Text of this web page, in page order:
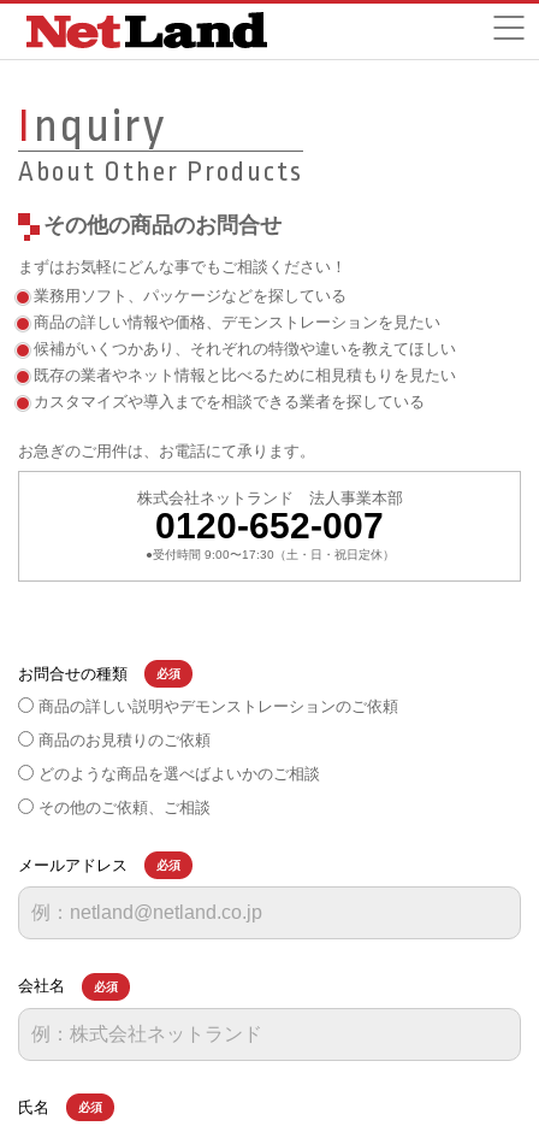
I nquiry
About Other Products
その他の商品のお問合せ
まずはお気軽にどんな事でもご相談ください！
業務用ソフト、パッケージなどを探している
商品の詳しい情報や価格、デモンストレーションを見たい
候補がいくつかあり、それぞれの特徴や違いを教えてほしい
既存の業者やネット情報と比べるために相見積もりを見たい
カスタマイズや導入までを相談できる業者を探している
お急ぎのご用件は、お電話にて承ります。
株式会社ネットランド 法人事業本部
0120-652-007
●受付時間 9:00〜17:30（土・日・祝日定休）
お問合せの種類 必須
商品の詳しい説明やデモンストレーションのご依頼
商品のお見積りのご依頼
どのような商品を選べばよいかのご相談
その他のご依頼、ご相談
メールアドレス 必須
会社名 必須
氏名 必須